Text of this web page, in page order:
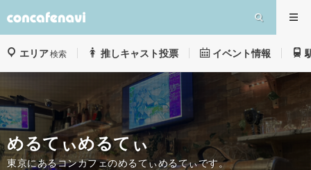
エリア検索 推しキャスト投票 イベント情報
めるてぃめるてぃ
東京にあるコンカフェのめるてぃめるてぃです。